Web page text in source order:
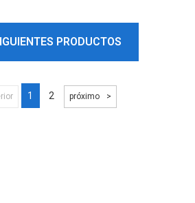
PRODUCTOS
1 2 próximo